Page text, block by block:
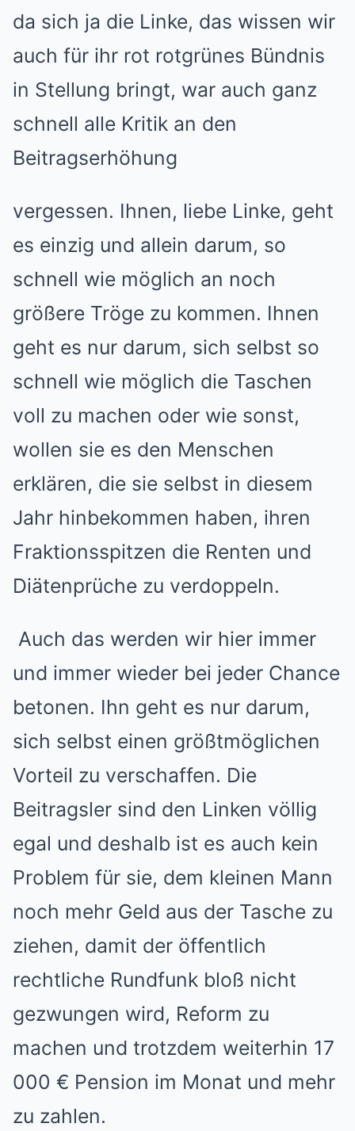
da sich ja die Linke, das wissen wir
auch für ihr rot rotgrünes Bündnis
in Stellung bringt, war auch ganz
schnell alle Kritik an den
Beitragserhöhung
vergessen. Ihnen, liebe Linke, geht
es einzig und allein darum, so
schnell wie möglich an noch
größere Tröge zu kommen. Ihnen
geht es nur darum, sich selbst so
schnell wie möglich die Taschen
voll zu machen oder wie sonst,
wollen sie es den Menschen
erklären, die sie selbst in diesem
Jahr hinbekommen haben, ihren
Fraktionsspitzen die Renten und
Diätenprüche zu verdoppeln.
Auch das werden wir hier immer
und immer wieder bei jeder Chance
betonen. Ihn geht es nur darum,
sich selbst einen größtmöglichen
Vorteil zu verschaffen. Die
Beitragsler sind den Linken völlig
egal und deshalb ist es auch kein
Problem für sie, dem kleinen Mann
noch mehr Geld aus der Tasche zu
ziehen, damit der öffentlich
rechtliche Rundfunk bloß nicht
gezwungen wird, Reform zu
machen und trotzdem weiterhin 17
000 € Pension im Monat und mehr
zu zahlen.